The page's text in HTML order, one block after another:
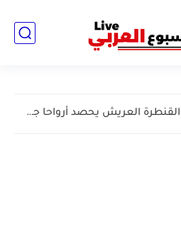
طريق القنطرة العريش يحصد أرواحا جديدة.. مأساة مستمرة لأهالي...